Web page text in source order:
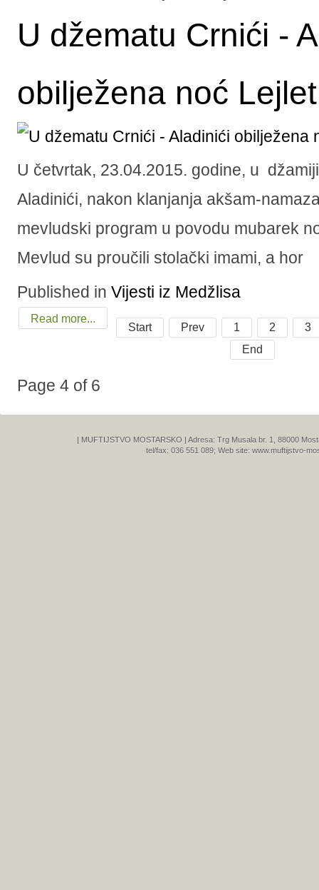
U džematu Crnići -
obilježena noć
U četvrtak, 23.04.2015. godine, u
Aladinići, nakon klanjanja akšam-
mevludski program u povodu mubarek
Mevlud su proučili stolački imami, a hor
Published in Vijesti iz Medžlisa
Read more...
Start Prev 1 2
3
End
Page 4 of 6
| MUFTIJSTVO MOSTARSKO | Adresa: Trg Musala br. 1, 88000
tel/fax: 036 551 089; Web site: www.muftijstvo-